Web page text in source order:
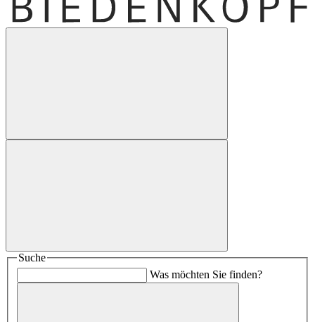
Suche
Was möchten Sie finden?